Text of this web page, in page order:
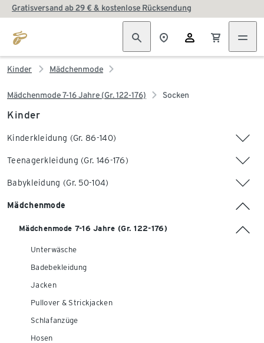
Gratisversand ab 29 € & kostenlose Rücksendung
Kinder Mädchenmode
Mädchenmode 7-16 Jahre (Gr. 122-176) Socken
Kinder
Kinderkleidung (Gr. 86-140)
Teenagerkleidung (Gr. 146-176)
Babykleidung (Gr. 50-104)
Mädchenmode
Mädchenmode 7-16 Jahre (Gr. 122-176)
Unterwäsche
Badebekleidung
Jacken
Pullover & Strickjacken
Schlafanzüge
Hosen